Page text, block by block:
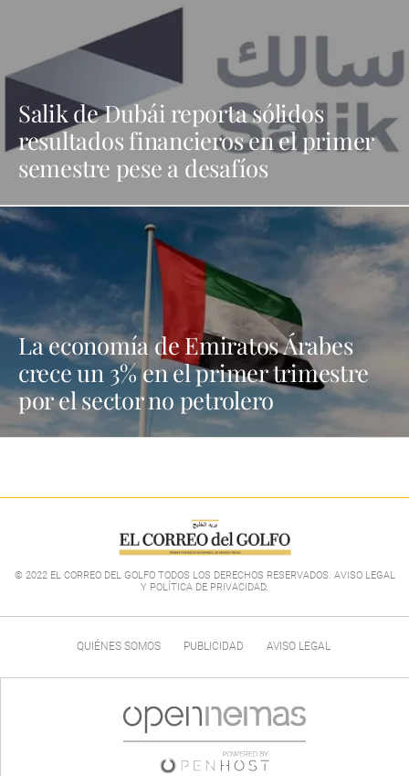
Salik de Dubái reporta sólidos
resultados financieros en el primer
semestre pese a desafíos
La economía de Emiratos Árabes
crece un 3% en el primer trimestre
por el sector no petrolero
© 2022 EL CORREO DEL GOLFO TODOS LOS DERECHOS RESERVADOS. AVISO LEGAL
Y POLÍTICA DE PRIVACIDAD.
QUIÉNES SOMOS PUBLICIDAD AVISO LEGAL